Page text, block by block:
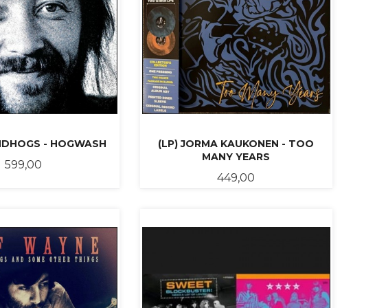
- HOGWASH
Pris
599,00
(LP) JORMA KAUKONEN - TOO
MANY YEARS
Pris
449,00